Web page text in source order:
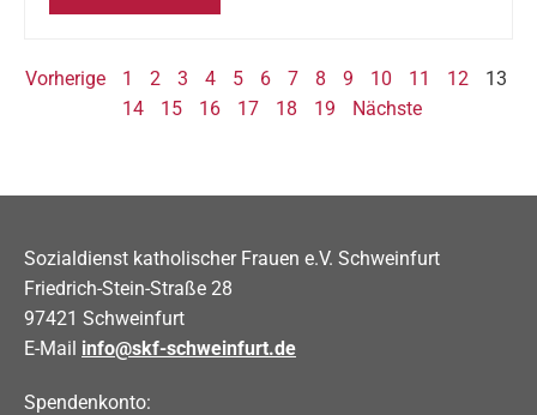
Vorherige 1 2 3 4 5 6 7 8 9 10 11 12
13
14
15 16 17 18 19 Nächste
Sozialdienst katholischer Frauen e.V. Schweinfurt
Friedrich-Stein-Straße 28
97421 Schweinfurt
E-Mail info@skf-schweinfurt.de
Spendenkonto: